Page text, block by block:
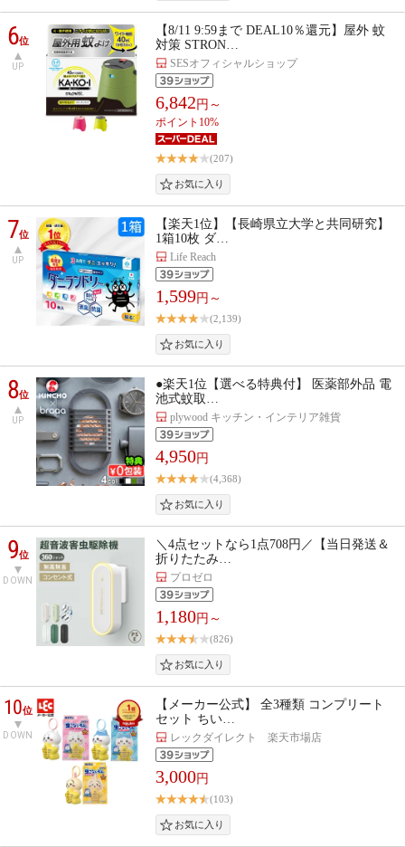
6位
UP
【8/11 9:59まで DEAL10％還元】屋外 蚊
対策 STRON…
SESオフィシャルショップ
6,842 円～
ポイント10%
(207)
7位
UP
【楽天1位】【長崎県立大学と共同研究】
1箱10枚 ダ…
Life Reach
1,599円～
(2,139)
8位
UP
●楽天1位【選べる特典付】 医薬部外品 電
池式蚊取…
plywood キッチン・インテリア雑貨
4,950円
(4,368)
9位
DOWN
＼4点セットなら1点708円／【当日発送＆
折りたたみ…
プロゼロ
1,180円～
(826)
10位
DOWN
【メーカー公式】 全3種類 コンプリート
セット ちい…
レックダイレクト 楽天市場店
3,000円
(103)